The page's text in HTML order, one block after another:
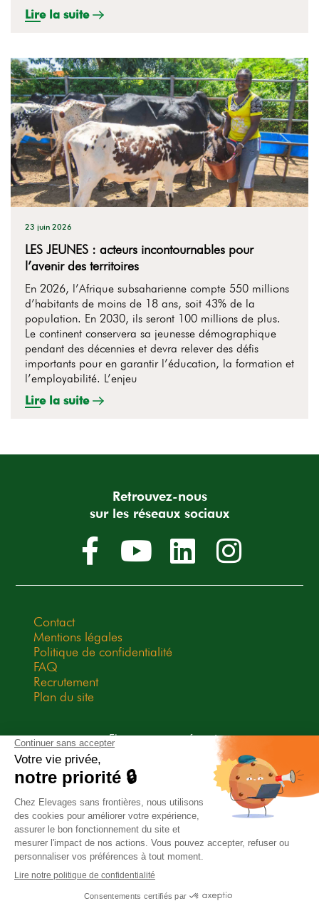
Lire la suite
LES JEUNES : acteurs incontournables pour
l’avenir des territoires
23 juin 2026
En 2026, l’Afrique subsaharienne compte 550 millions
d’habitants de moins de 18 ans, soit 43% de la
population. En 2030, ils seront 100 millions de plus.
Le continent conservera sa jeunesse démographique
pendant des décennies et devra relever des défis
importants pour en garantir l’éducation, la formation et
l’employabilité. L’enjeu
Lire la suite
Retrouvez-nous
sur les réseaux sociaux
Contact
Mentions légales
Politique de confidentialité
FAQ
Recrutement
Plan du site
Elevages sans frontières est une
association Don en Confiance
depuis 2009. Don en Confiance est
un organisme indépendant qui
contrôle la bonne utilisation des
dons.
Association habilitée à recevoir des legs, donations et
assurances-vie.